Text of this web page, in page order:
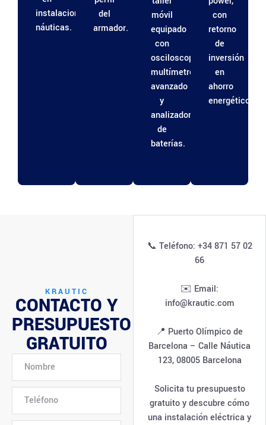
instalaciones
náuticas.
del
armador.
móvil
equipado
con
osciloscopio,
multímetro
avanzado
y
analizador
de
baterías.
con
retorno
de
inversión
en
ahorro
energético.
KRAUTIC
CONTACTO Y
PRESUPUESTO
GRATUITO
📞 Teléfono: +34 871 57 02
66
✉️ Email:
info@krautic.com
📍 Puerto Olímpico de
Barcelona – Calle Náutica
123, 08005 Barcelona
Solicita tu presupuesto
gratuito y descubre cómo
una instalación eléctrica y